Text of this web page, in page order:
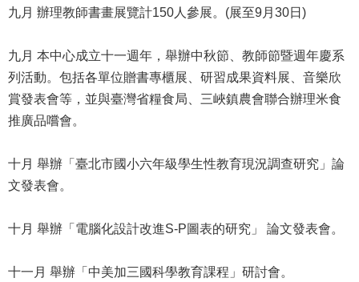
資
開
申
請
案
網
覽
回
九月 辦理教師書畫展覽計150人參展。(展至9月30日)
九月 本中心成立十一週年，舉辦中秋節、教師節暨週年慶系
列活動。包括各單位贈書專櫃展、研習成果資料展、音樂欣
賞發表會等，並與臺灣省糧食局、三峽鎮農會聯合辦理米食
推廣品嚐會。
十月 舉辦「臺北市國小六年級學生性教育現況調查研究」論
文發表會。
十月 舉辦「電腦化設計改進S-P圖表的研究」 論文發表會。
十一月 舉辦「中美加三國科學教育課程」研討會。